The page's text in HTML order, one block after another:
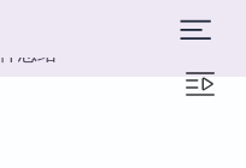
总结